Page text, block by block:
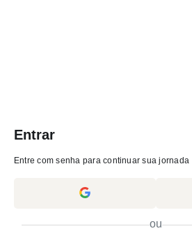
Entrar
Entre com senha para continuar sua jornada
ou